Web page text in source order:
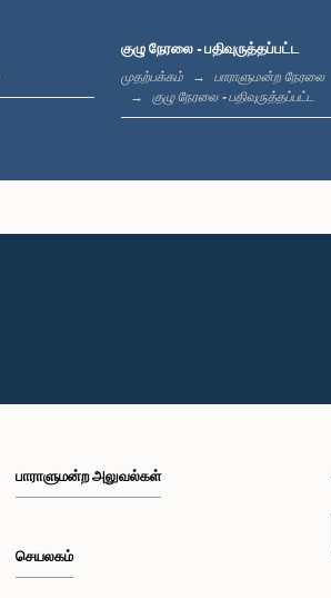
குழு நேரலை - பதிவுருத்தப்பட்ட
முதற்பக்கம்
பாராளுமன்ற நேரலை
குழு நேரலை - பதிவுருத்தப்பட்ட
பாராளுமன்ற அலுவல்கள்
செயலகம்